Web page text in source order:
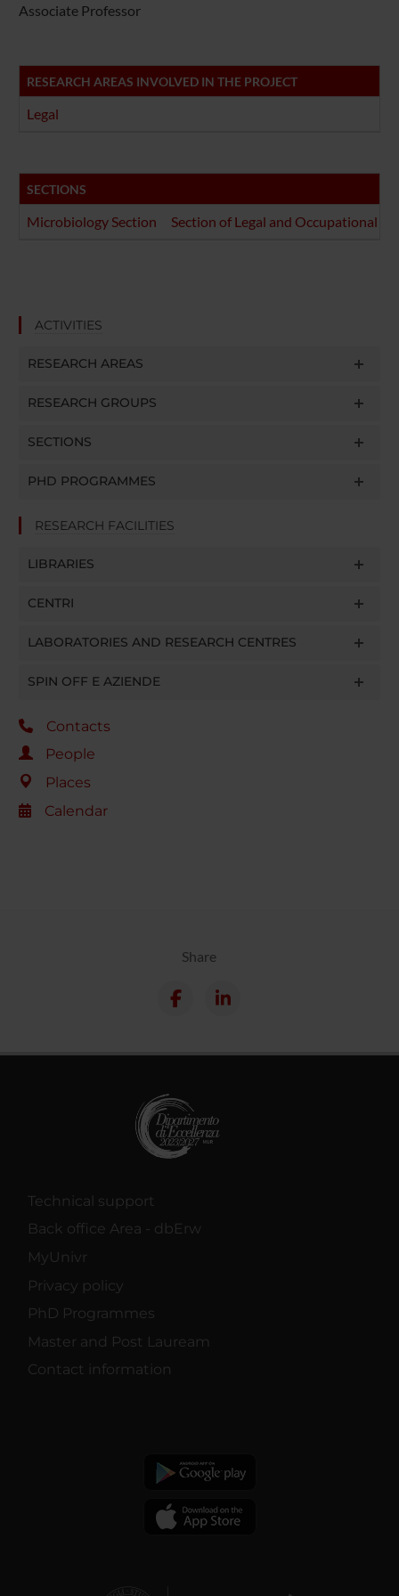
Associate Professor
RESEARCH AREAS INVOLVED IN THE PROJECT
Legal
SECTIONS
Microbiology Section Section of Legal and Occupational
ACTIVITIES
RESEARCH AREAS
RESEARCH GROUPS
SECTIONS
PHD PROGRAMMES
RESEARCH FACILITIES
LIBRARIES
CENTRI
LABORATORIES AND RESEARCH CENTRES
SPIN OFF E AZIENDE
Contacts
People
Places
Calendar
Share
Technical support
Back office Area - dbErw
MyUnivr
Privacy policy
PhD Programmes
Master and Post Lauream
Contact information